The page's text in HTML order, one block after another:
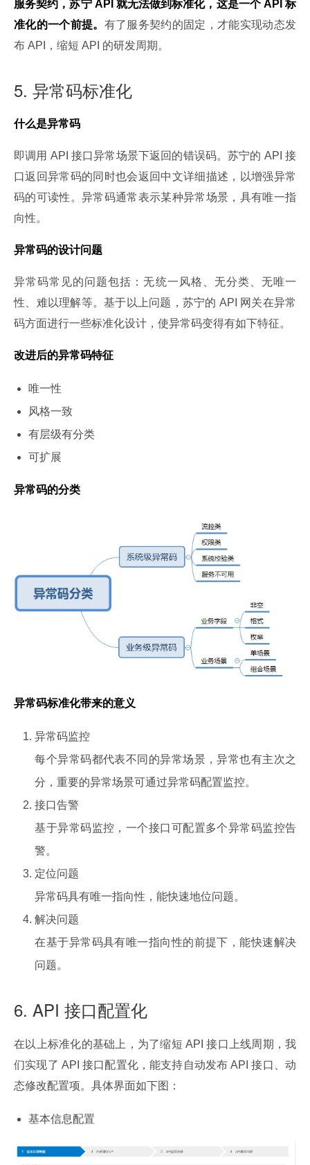
服务契约，苏宁 API 就无法做到标准化，这是一个 API 标
准化的一个前提。 有了服务契约的固定，才能实现动态发
布 API，缩短 API 的研发周期。
5. 异常码标准化
什么是异常码
即调用 API 接口异常场景下返回的错误码。苏宁的 API 接
口返回异常码的同时也会返回中文详细描述，以增强异常
码的可读性。异常码通常表示某种异常场景，具有唯一指
向性。
异常码的设计问题
异常码常见的问题包括：无统一风格、无分类、无唯一
性、难以理解等。基于以上问题，苏宁的 API 网关在异常
码方面进行一些标准化设计，使异常码变得有如下特征。
改进后的异常码特征
唯一性
风格一致
有层级有分类
可扩展
异常码的分类
异常码标准化带来的意义
异常码监控
每个异常码都代表不同的异常场景，异常也有主次之
分，重要的异常场景可通过异常码配置监控。
接口告警
基于异常码监控，一个接口可配置多个异常码监控告
警。
定位问题
异常码具有唯一指向性，能快速地位问题。
解决问题
在基于异常码具有唯一指向性的前提下，能快速解决
问题。
6. API 接口配置化
在以上标准化的基础上，为了缩短 API 接口上线周期，我
们实现了 API 接口配置化，能支持自动发布 API 接口、动
态修改配置项。具体界面如下图：
基本信息配置